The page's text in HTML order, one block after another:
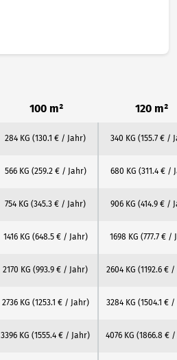
100 m² 120 m²
284 KG (130.1 € / Jahr) 340 KG (155.7 € /
566 KG (259.2 € / Jahr) 680 KG (311.4 € /
754 KG (345.3 € / Jahr) 906 KG (414.9 € /
1416 KG (648.5 € / Jahr) 1698 KG (777.7 € /
2170 KG (993.9 € / Jahr) 2604 KG (1192.6 €
2736 KG (1253.1 € / Jahr) 3284 KG (1504.1 €
3396 KG (1555.4 € / Jahr) 4076 KG (1866.8 €